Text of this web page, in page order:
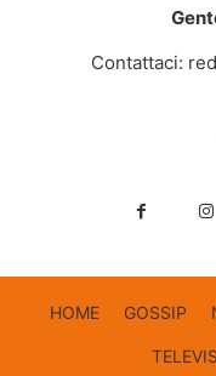
Contattaci:
HOME GOSSIP